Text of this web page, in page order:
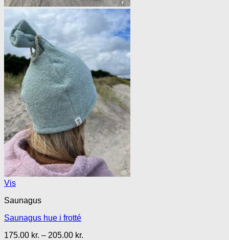
Vis
Saunagus
Saunagus hue i frotté
175.00 kr. – 205.00 kr.